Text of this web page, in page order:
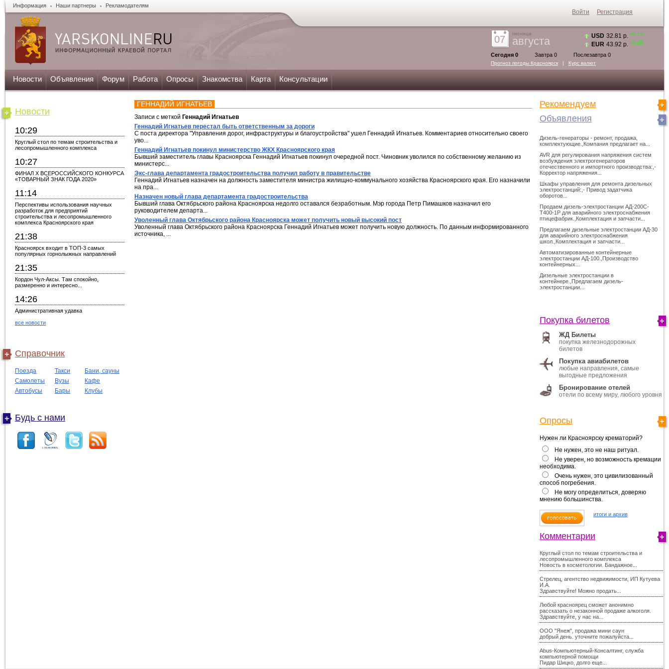
Информация Наши партнеры Рекламодателям
07
пятница
августа
Сегодня 0 Завтра 0 Послезавтра 0
Прогноз погоды Красноярск | Курс валют
USD 32.81 р. +0.15
EUR 43.92 р. +0.26
Новости Объявления Форум Работа Опросы Знакомства Карта Консультации
Новости
10:29
Круглый стол по темам строительства и
лесопромышленного комплекса
10:27
ФИНАЛ X ВСЕРОССИЙСКОГО КОНКУРСА
«ТОВАРНЫЙ ЗНАК ГОДА 2020»
11:14
Перспективы использования научных
разработок для предприятий
строительства и лесопромышленного
комплекса Красноярского края
21:38
Красноярск входит в ТОП-3 самых
популярных горнолыжных направлений
21:35
Кордон Чул-Аксы. Там спокойно,
размеренно и интересно...
14:26
Административная удавка
все новости
Справочник
Поезда Такси
Бани, сауны
Самолеты
Вузы
Кафе
Автобусы
Бары Клубы
Будь с нами
ГЕННАДИЙ ИГНАТЬЕВ
Записи с меткой Геннадий Игнатьев
Геннадий Игнатьев перестал быть ответственным за дороги
С поста директора "Управления дорог, инфраструктуры и благоустройства" ушел Геннадий Игнатьев. Комментариев относительно своего
уво...
Геннадий Игнатьев покинул министерство ЖКХ Красноярского края
Бывший заместитель главы Красноярска Геннадий Игнатьев покинул очередной пост. Чиновник уволился по собственному желанию из
министерс...
Экс-глава департамента градостроительства получил работу в правительстве
Геннадий Игнатьев назначен на должность заместителя министра жилищно-коммунального хозяйства Красноярского края. Его назначили
на пра...
Назначен новый глава департамента градостроительства
Бывший глава Октябрьского района Красноярска недолго оставался безработным. Мэр города Петр Пимашков назначил его
руководителем департа...
Уволенный глава Октябрьского района Красноярска может получить новый высокий пост
Уволенный глава Октябрьского района Красноярска Геннадий Игнатьев может получить новую должность. По данным информированного
источника, ...
Рекомендуем
Объявления
Дизель-генераторы - ремонт, продажа,
комплектующие.,Компания предлагает на...
AVR для регулирования напряжения систем
возбуждения электрогенераторов
отечественного и импортного производства:,-
Корректор напряжения...
Шкафы управления для ремонта дизельных
электростанций:,- Привод задатчика
оборотов...
Продаем дизель-электростанции АД-200С-
Т400-1Р для аварийного электроснабжения
птицефабрик.,Комплектация и запчасти...
Предлагаем дизельные электростанции АД-30
для аварийного электроснабжения
школ.,Комплектация и запчасти...
Автоматизированные контейнерные
электростанции АД-100.,Производство
контейнерных...
Дизельные электростанции в
контейнере.,Предлагаем дизель-
электростанции...
Покупка билетов
ЖД Билеты
покупка железнодорожных
билетов
Покупка авиабилетов
любые направления, самые
выгодные предложения
Бронирование отелей
отели по всему миру, любого уровня
Опросы
Нужен ли Красноярску крематорий?
Не нужен, это не наш ритуал.
Не уверен, но возможность кремации
необходима.
Очень нужен, это цивилизованный
способ погребения.
Не могу определиться, доверяю
мнению большинства.
итоги и архив
Комментарии
Круглый стол по темам строительства и
лесопромышленного комплекса
Новость в косметологии. Бандажное...
Стрелец, агентство недвижимости, ИП Кутуева
И.А.
Здравствуйте! Можно продать...
Любой красноярец сможет анонимно
рассказать о незаконной продаже алкоголя.
Здравствуйте, у нас на...
ООО "Янеж", продажа мини саун
добрый день. уточните пожалуйста...
Abus-Компьютерный-Консалтинг, служба
компьютерной помощи
Пидар Шицко, долго еще...
Войти Регистрация